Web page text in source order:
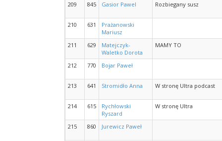
209 845 Gasior Pawel Rozbiegany susz
210 631
Prażanowski
Mariusz
211
629
Matejczyk-
Waletko Dorota
MAMY TO
212 770 Bojar Paweł
213 641 Stromidło Anna W stronę Ultra podcast
214 615
Rychłowski
Ryszard
W stronę Ultra
215 860 Jurewicz Paweł